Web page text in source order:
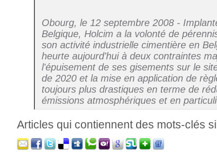
Obourg, le 12 septembre 2008 -
Belgique, Holcim a la volonté de
son activité industrielle cimentière en
heurte aujourd'hui à deux contraintes
l'épuisement de ses gisements sur le
de 2020 et la mise en application de
toujours plus drastiques en terme de
émissions atmosphériques et en
Articles qui contiennent des mots-clés